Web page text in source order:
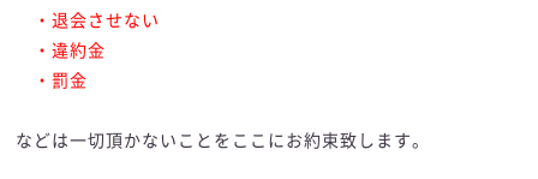
・退会させない
・違約金
・罰金
などは一切頂かないことをここにお約束致します。